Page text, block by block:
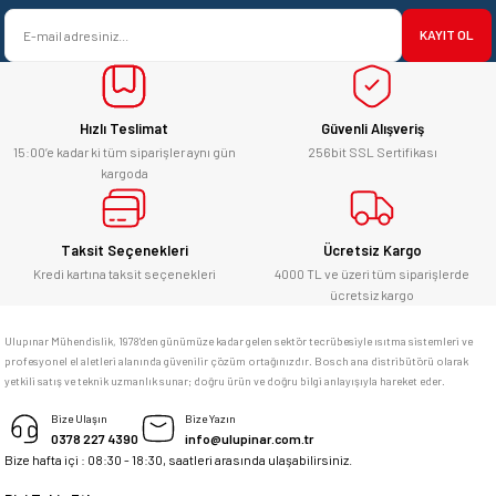
Ürün bilgilerinde hatalar bulunuyor.
Ürün fiyatı diğer sitelerden daha pahalı.
Bu ürüne benzer farklı alternatifler olmalı.
satışı ve alış veriş deneyimi gayet
başarılı. hayırlı işler. teşekkürler.
yücel çağatay uzun | 12/06/2026
Kesinlikle orjinal ürün, güvenerek
alabilirsiniz.
E... Ü... | 10/06/2026
Bosch marka alet alacaksam kesinlikle
adresim Ulupınar.com.tr
memnun kaldım
Deneyimini Paylaş
KAYIT OL
Hızlı Teslimat
15:00’e kadar ki tüm siparişler aynı gün
kargoda
Güvenli Alışveriş
256bit SSL Sertifikası
Taksit Seçenekleri
Kredi kartına taksit seçenekleri
Ücretsiz Kargo
4000 TL ve üzeri tüm siparişlerde
ücretsiz kargo
Ulupınar Mühendislik, 1978'den günümüze kadar gelen sektör tecrübesiyle ısıtma sistemleri ve
profesyonel el aletleri alanında güvenilir çözüm ortağınızdır. Bosch ana distribütörü olarak
yetkili satış ve teknik uzmanlık sunar; doğru ürün ve doğru bilgi anlayışıyla hareket eder.
Bize Ulaşın
0378 227 4390
Bize Yazın
info@ulupinar.com.tr
Bize hafta içi : 08:30 - 18:30, saatleri arasında ulaşabilirsiniz.